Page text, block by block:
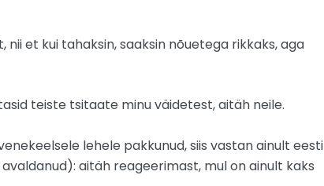
et kui tahaksin, saaksin nõuetega rikkaks, aga
teiste tsitaate minu väidetest, aitäh neile.
lehele pakkunud, siis vastan ainult eesti
aitäh reageerimast, mul on ainult kaks